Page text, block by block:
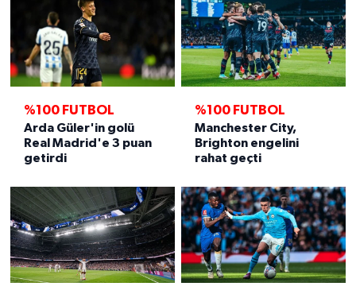
%100 FUTBOL
Arda Güler'in golü
Real Madrid'e 3 puan
getirdi
%100 FUTBOL
Manchester City,
Brighton engelini
rahat geçti